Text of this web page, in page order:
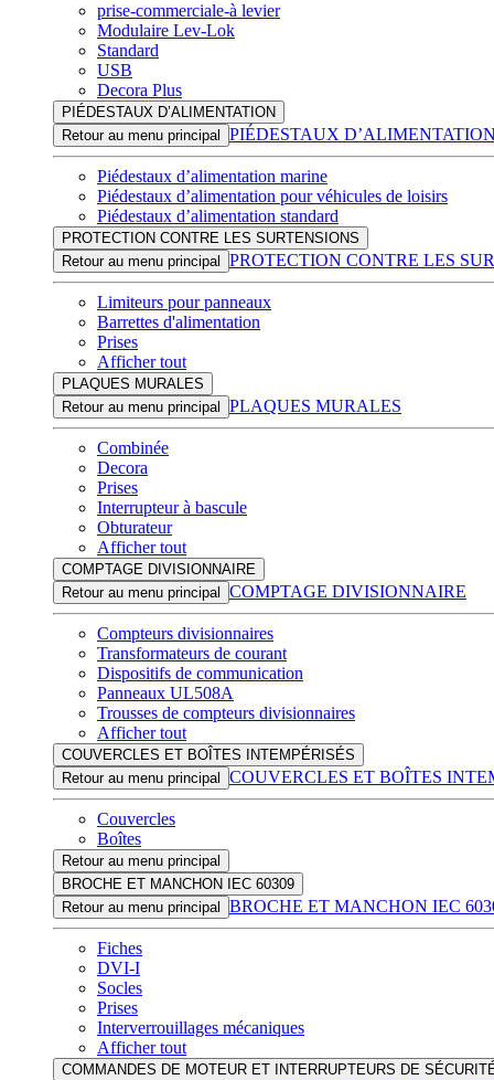
prise-commerciale-à levier
Modulaire Lev-Lok
Standard
USB
Decora Plus
PIÉDESTAUX D’ALIMENTATION
Retour au menu principal
PIÉDESTAUX
Piédestaux d’alimentation marine
Piédestaux d’alimentation pour véhicules de loisirs
Piédestaux d’alimentation standard
PROTECTION CONTRE LES SURTENSIONS
Retour au menu principal
PROTECTION CONTRE LES
Limiteurs pour panneaux
Barrettes d'alimentation
Prises
Afficher tout
PLAQUES MURALES
Retour au menu principal
PLAQUES MURALES
Combinée
Decora
Prises
Interrupteur à bascule
Obturateur
Afficher tout
COMPTAGE DIVISIONNAIRE
Retour au menu principal
COMPTAGE DIVISIONNAIRE
Compteurs divisionnaires
Transformateurs de courant
Dispositifs de communication
Panneaux UL508A
Trousses de compteurs divisionnaires
Afficher tout
COUVERCLES ET BOÎTES INTEMPÉRISÉS
Retour au menu principal
COUVERCLES ET BOÎTES
Couvercles
Boîtes
Retour au menu principal
BROCHE ET MANCHON IEC 60309
Retour au menu principal
BROCHE ET MANCHON IEC
Fiches
DVI-I
Socles
Prises
Interverrouillages mécaniques
Afficher tout
COMMANDES DE MOTEUR ET INTERRUPTEURS DE